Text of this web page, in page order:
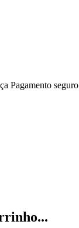
Pagamento seguro